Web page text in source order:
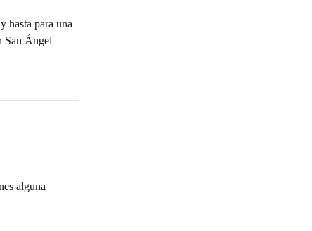
hasta para una
San Ángel
alguna